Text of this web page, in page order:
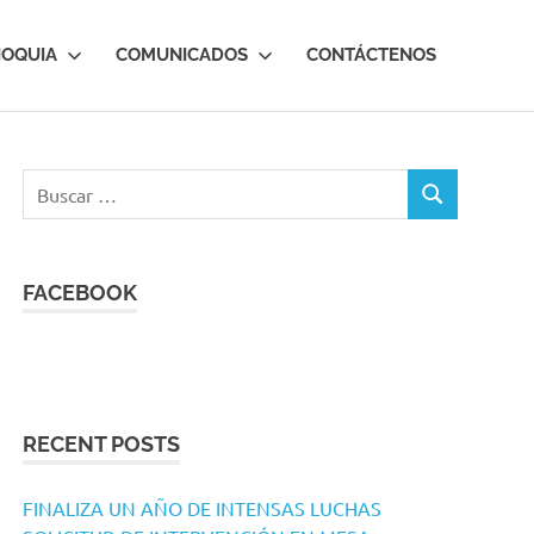
COMUNICADOS CONTÁCTENOS
BUSCAR
FACEBOOK
RECENT POSTS
FINALIZA UN AÑO DE INTENSAS LUCHAS